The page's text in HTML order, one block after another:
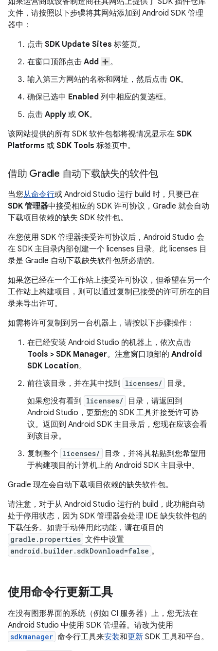
文件，请按照以下步骤将其网站添加到 Android SDK 管理
器中：
点击 SDK Update Sites 标签页。
在窗口顶部点击 Add
。
输入第三方网站的名称和网址，然后点击 OK。
确保已选中 Enabled 列中相应的复选框。
点击 Apply 或 OK。
该网站提供的所有 SDK 软件包都将视情况显示在 SDK
Platforms 或 SDK Tools 标签页中。
借助 Gradle 自动下载缺失的软件包
当您从命令行或 Android Studio 运行 build 时，只要已在
SDK 管理器中接受相应的 SDK 许可协议，Gradle 就会自动
下载项目依赖的缺失 SDK 软件包。
在您使用 SDK 管理器接受许可协议后，Android Studio 会
在 SDK 主目录内部创建一个 licenses 目录。此 licenses 目
录是 Gradle 自动下载缺失软件包所必需的。
如果您已经在一个工作站上接受许可协议，但希望在另一个
工作站上构建项目，则可以通过复制已接受的许可所在的目
录来导出许可。
如需将许可复制到另一台机器上，请按以下步骤操作：
在已经安装 Android Studio 的机器上，依次点击
Tools > SDK Manager。注意窗口顶部的 Android
SDK Location。
前往该目录，并在其中找到
licenses/
目录。
如果您没有看到
licenses/
目录，请返回到
Android Studio，更新您的 SDK 工具并接受许可协
议。返回到 Android SDK 主目录后，您现在应该会看
到该目录。
复制整个 licenses/
目录，并将其粘贴到您希望用
于构建项目的计算机上的 Android SDK 主目录中。
Gradle 现在会自动下载项目依赖的缺失软件包。
请注意，对于从 Android Studio 运行的 build，此功能自动
处于停用状态，因为 SDK 管理器会处理 IDE 缺失软件包的
下载任务。如需手动停用此功能，请在项目的
gradle.properties 文件中设置
android.builder.sdkDownload=false 。
使用命令行更新工具
在没有图形界面的系统（例如 CI 服务器）上，您无法在
Android Studio 中使用 SDK 管理器。请改为使用
sdkmanager 命令行工具来安装和更新 SDK 工具和平台。